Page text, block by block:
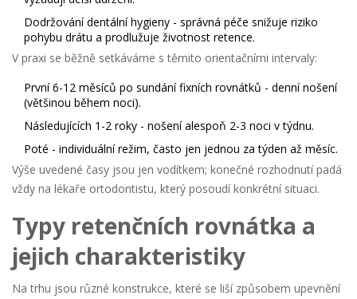
Dodržovánídentální hygieny - správná péče snižuje riziko
pohybu drátu a prodlužuje životnost retence.
V praxi se běžně setkáváme s těmito orientačními intervaly:
První 6-12 měsíců po sundání fixních rovnátků - denní nošení
(většinou během noci).
Následujících 1-2 roky - nošení alespoň 2-3 noci v týdnu.
Poté - individuální režim, často jen jednou za týden až měsíc.
Výše uvedené časy jsou jen vodítkem; konečné rozhodnutí padá
vždy na lékaře ortodontistu, který posoudí konkrétní situaci.
Typy retenčních rovnátka a
jejich charakteristiky
Na trhu jsou různé konstrukce, které se liší způsobem upevnění